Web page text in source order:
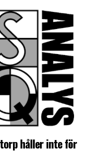
håller inte för